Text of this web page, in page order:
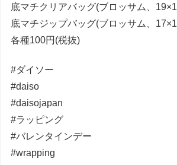
底マチクリアバッグ(ブロッサム、
底マチジップバッグ(ブロッサム、
各種100円(税抜)
#ダイソー
#daiso
#daisojapan
#ラッピング
#バレンタインデー
#wrapping